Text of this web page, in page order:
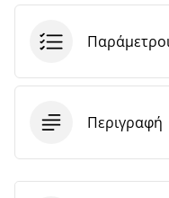
άρθρων
Περιγραφή